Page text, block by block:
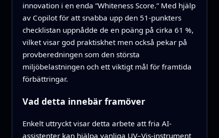
innovation i en enda ”Whiteness Score.” Med hjälp
av Copilot för att snabba upp den 51-punkters
checklistan uppnådde de en poäng på cirka 61 %,
vilket visar god praktiskhet men också pekar på
provberedningen som den största
miljöbelastningen och ett viktigt mål för framtida
förbättringar.
Vad detta innebär framöver
Enkelt uttryckt visar detta arbete att fria AI-
assistenter kan hjälpa vanliga UV–Vis-instrument